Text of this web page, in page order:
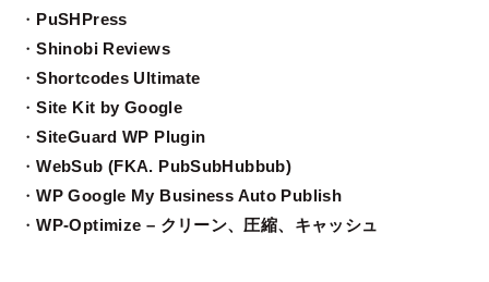
・ PuSHPress
・Shinobi Reviews
・Shortcodes Ultimate
・Site Kit by Google
・SiteGuard WP Plugin
・WebSub (FKA. PubSubHubbub)
・WP Google My Business Auto Publish
・WP-Optimize – クリーン、圧縮、キャッシュ